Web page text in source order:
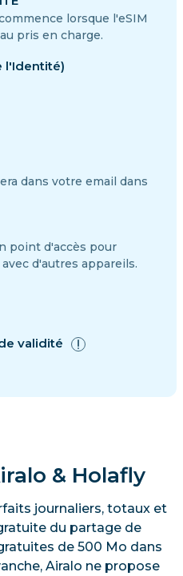
lorsque l'eSIM
pris en charge.
l'Identité)
dans votre email dans
point d'accès pour
d'autres appareils.
validité
& Holafly
journaliers, totaux et
du partage de
de 500 Mo dans
Airalo ne propose